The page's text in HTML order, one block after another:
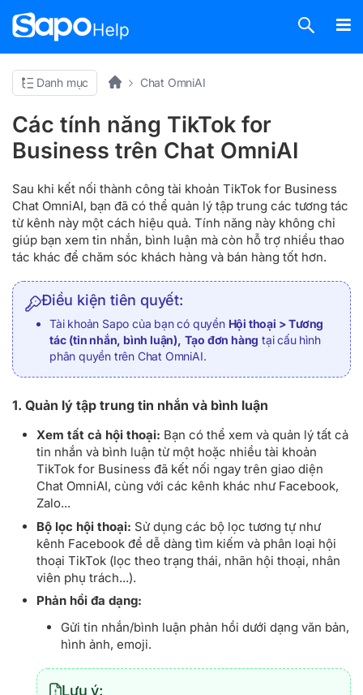
Danh mục Chat OmniAI
Các tính năng TikTok for
Business trên Chat OmniAI
Sau khi kết nối thành công tài khoản TikTok for Business
Chat OmniAI, bạn đã có thể quản lý tập trung các tương tác
từ kênh này một cách hiệu quả. Tính năng này không chỉ
giúp bạn xem tin nhắn, bình luận mà còn hỗ trợ nhiều thao
tác khác để chăm sóc khách hàng và bán hàng tốt hơn.
Điều kiện tiên quyết:
Tài khoản Sapo của bạn có quyền Hội thoại > Tương
tác (tin nhắn, bình luận), Tạo đơn hàng tại cấu hình
phân quyền trên Chat OmniAI.
1. Quản lý tập trung tin nhắn và bình luận
Xem tất cả hội thoại: Bạn có thể xem và quản lý tất cả
tin nhắn và bình luận từ một hoặc nhiều tài khoản
TikTok for Business đã kết nối ngay trên giao diện
Chat OmniAI, cùng với các kênh khác như Facebook,
Zalo...
Bộ lọc hội thoại: Sử dụng các bộ lọc tương tự như
kênh Facebook để dễ dàng tìm kiếm và phân loại hội
thoại TikTok (lọc theo trạng thái, nhãn hội thoại, nhân
viên phụ trách...).
Phản hồi đa dạng:
Gửi tin nhắn/bình luận phản hồi dưới dạng văn bản,
hình ảnh, emoji.
Lưu ý: